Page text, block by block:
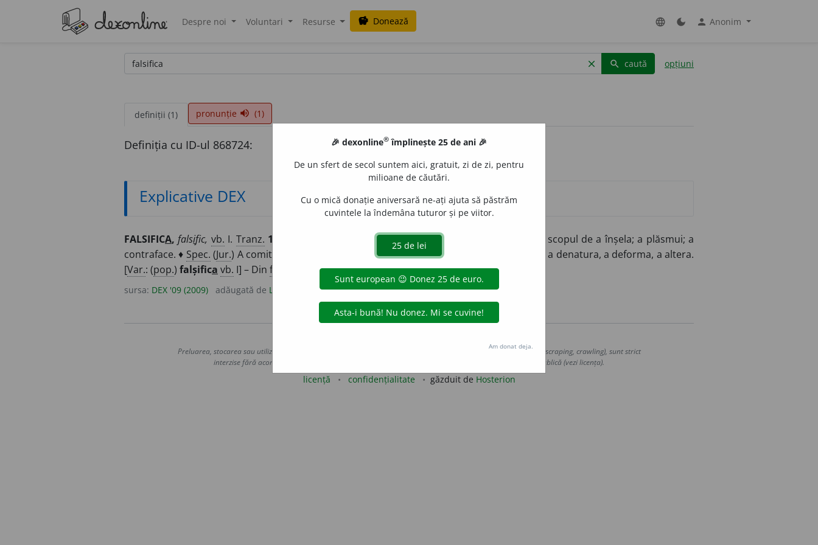
Despre noi Voluntari Resurse savings Donează language dark_mode person Anonim
clear search caută opțiuni
definiții (1) pronunție volume_up (1)
Definiția cu ID-ul 868724:
Explicative DEX
FALSIFICA, falsific, vb. I. Tranz. 1.
A alcătui, a confecționa un lucru asemănător cu altul, cu scopul de a înșela; a plăsmui; a
contraface. ♦ Spec. (Jur.) A comite un fals (
A prezenta ceva altfel decât este în realitate; a denatura, a deforma, a altera.
[Var.: (pop.) falșifica vb. I] – Din fr. falsifier,lat.falsificare.
sursa: DEX '09 (2009) adăugată de LauraGellner acțiuni
Preluarea, stocarea sau utilizarea datelor de pe acest site, inclusiv prin orice metode de extragere automată (web scraping, crawling), sunt strict
interzise fără acordul nostru prealabil scris, cu excepția seturilor de date oferite oficial spre utilizare publică (vezi licența).
licență confidențialitate găzduit de Hosterion
🎉 dexonline® împlinește 25 de ani 🎉
De un sfert de secol suntem aici, gratuit, zi de zi, pentru
milioane de căutări.
Cu o mică donație aniversară ne-ați ajuta să păstrăm
cuvintele la îndemâna tuturor și pe viitor.
Am donat deja.